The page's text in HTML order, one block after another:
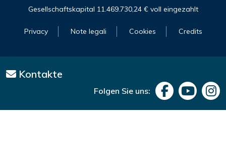
Gesellschaftskapital 11.469.730,24 € voll eingezahlt
Privacy Note legali Cookies Credits
Kontakte
Folgen Sie uns: